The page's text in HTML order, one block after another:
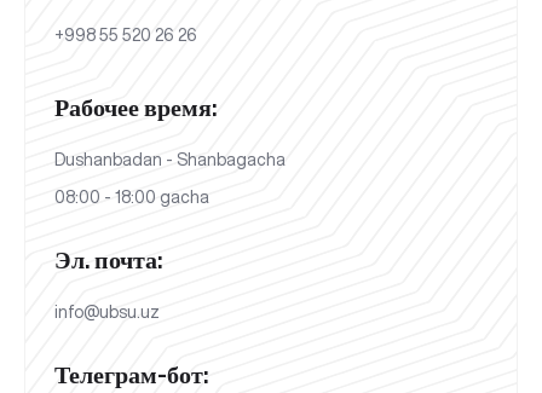
+998 55 520 26 26
Рабочее время:
Dushanbadan - Shanbagacha
08:00 - 18:00 gacha
Эл. почта:
info@ubsu.uz
Телеграм-бот: